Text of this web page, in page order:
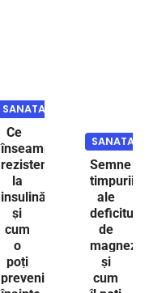
SANATATE
Ce
înseamnă
rezistența
la
insulină
și
cum
o
poți
preveni
SANATATE
Semne
timpurii
ale
deficitului
de
magneziu
și
cum